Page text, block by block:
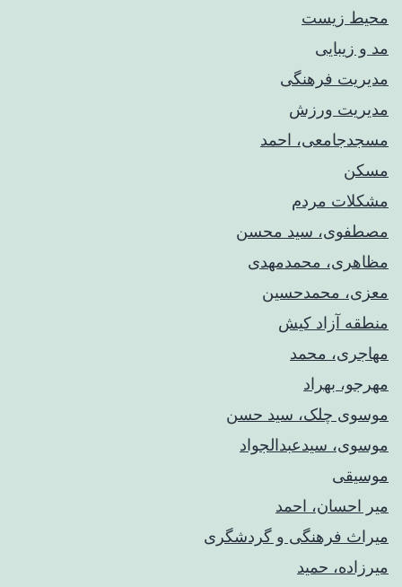
محیط زیست
مد و زیبایی
مدیریت فرهنگی
مدیریت ورزش
مسجدجامعی، احمد
مسکن
مشکلات مردم
مصطفوی، سید محسن
مظاهری، محمدمهدی
معزی، محمدحسین
منطقه آزاد کیش
مهاجری، محمد
مهرجو، بهراد
موسوی چلک، سید حسن
موسوی، سیدعبدالجواد
موسیقی
میر احسان، احمد
میراث فرهنگی و گردشگری
میرزاده، حمید